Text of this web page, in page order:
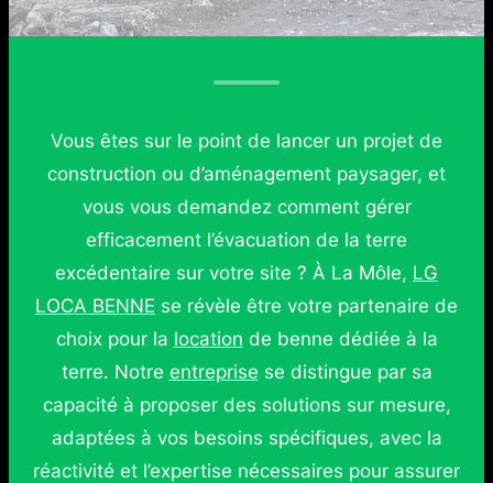
Vous êtes sur le point de lancer un projet de
construction ou d’aménagement paysager, et
vous vous demandez comment gérer
efficacement l’évacuation de la terre
excédentaire sur votre site ? À La Môle, LG
LOCA BENNE se révèle être votre partenaire de
choix pour la location de benne dédiée à la
terre. Notre entreprise se distingue par sa
capacité à proposer des solutions sur mesure,
adaptées à vos besoins spécifiques, avec la
réactivité et l’expertise nécessaires pour assurer